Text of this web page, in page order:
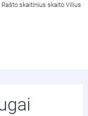
skaitinius skaito Vilius